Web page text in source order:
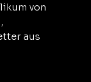
von
aus